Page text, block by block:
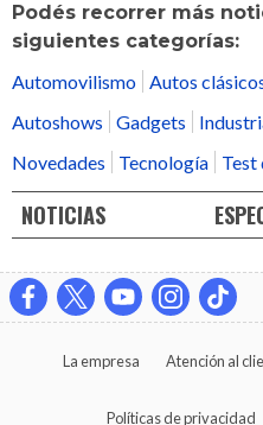
Podés recorrer más
siguientes categorías:
Automovilismo
Autos
Autoshows
Gadgets
Novedades
Tecnología Test
NOTICIAS
La empresa Atención al
Políticas de privacidad